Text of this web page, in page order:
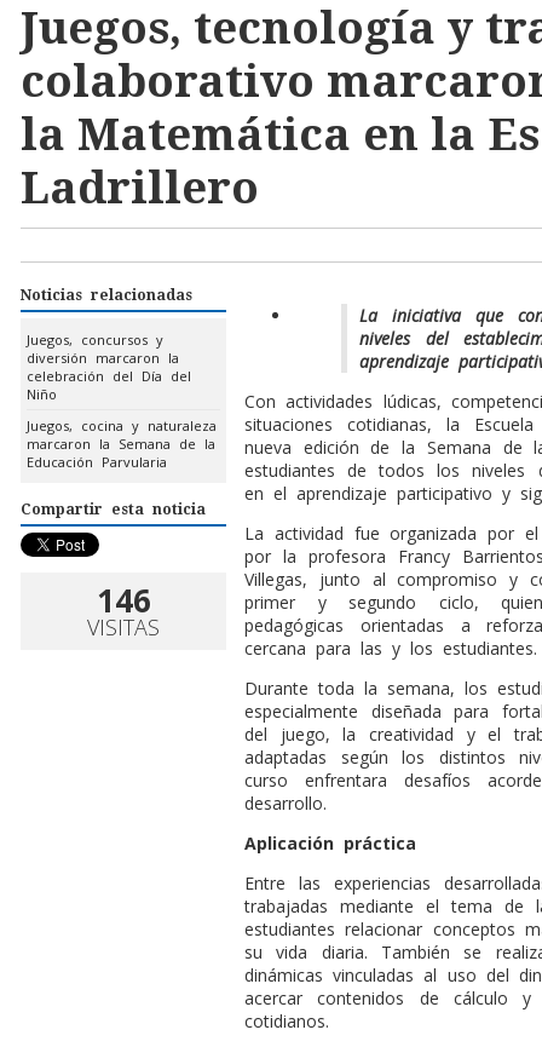
Juegos, tecnología y
colaborativo
la Matemática en la
Ladrillero
Noticias relacionadas
Juegos, concursos y
diversión marcaron la
celebración del Día del
Niño
Juegos, cocina y naturaleza
marcaron la Semana de la
Educación Parvularia
Compartir esta noticia
146
VISITAS
La iniciativa que
niveles del
aprendizaje
Con actividades lúdicas,
situaciones cotidianas, la
nueva edición de la Semana de
estudiantes de todos los niveles
en el aprendizaje participativo y
La actividad fue organizada por
por la profesora Francy
Villegas, junto al compromiso y
primer y segundo ciclo,
pedagógicas orientadas a
cercana para las y los estudiantes.
Durante toda la semana, los
especialmente diseñada para
del juego, la creatividad y el
adaptadas según los distintos
curso enfrentara desafíos
desarrollo.
Aplicación práctica
Entre las experiencias
trabajadas mediante el tema de
estudiantes relacionar conceptos
su vida diaria. También se
dinámicas vinculadas al uso del
acercar contenidos de cálculo
cotidianos.